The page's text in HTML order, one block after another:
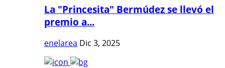
La "Princesita" Bermúdez se llevó el
premio a...
enelarea Dic 3, 2025